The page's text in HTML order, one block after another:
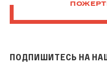
ПОДПИШИТЕСЬ НА